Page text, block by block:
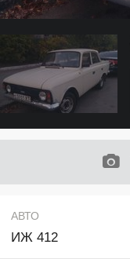
АВТО
ИЖ 412